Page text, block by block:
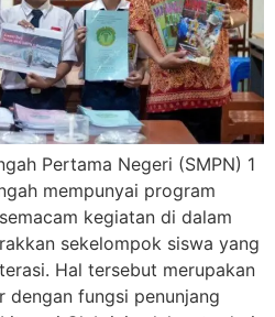
Pertama Negeri (SMPN) 1
mempunyai program
kegiatan di dalam
sekelompok siswa yang
Hal tersebut merupakan
dengan fungsi penunjang